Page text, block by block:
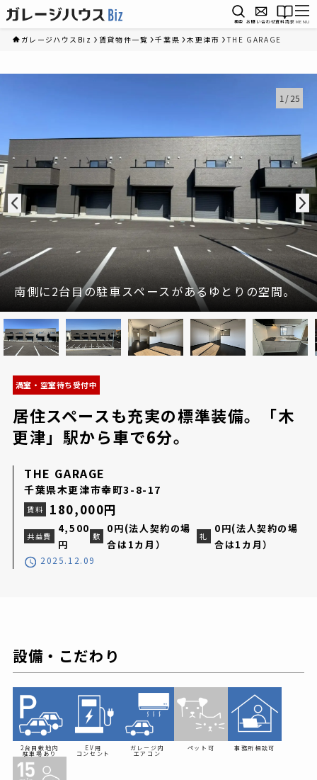
検索 お問い合わせ資料請求 MENU
ガレージハウスBiz 賃貸物件一覧 千葉県 木更津市 THE GARAGE
南側に2台目の駐車スペースがあるゆとりの空間。
1 /25
満室・空室待ち受付中
居住スペースも充実の標準装備。「木
更津」駅から車で6分。
THE GARAGE
千葉県木更津市幸町3-8-17
賃料 180,000円
共益費
4,500
円
敷
0円(法人契約の場
合は1カ月）
礼
0円(法人契約の場
合は1カ月）
2025.12.09
設備・こだわり
2台目敷地内
駐車場あり
EV用
コンセント
ガレージ内
エアコン
ペット可 事務所相談可